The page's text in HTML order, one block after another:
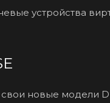
устройства
новые модели